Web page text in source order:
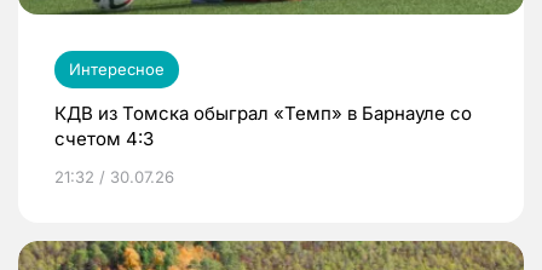
Интересное
КДВ из Томска обыграл «Темп» в Барнауле со
счетом 4:3
21:32 / 30.07.26